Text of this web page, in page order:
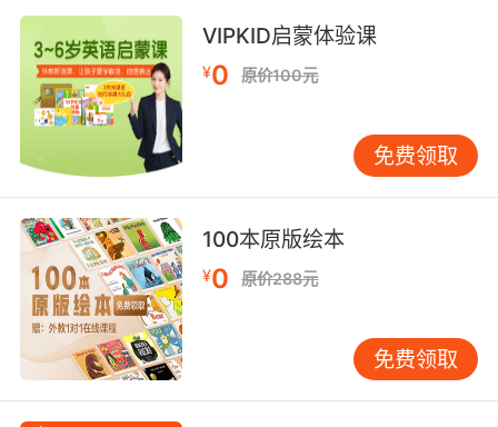
动词就好了。非情态动词就是一些普通的助动
词，像什么do这一些？那情态动词是一种非常常
见的很重要的一种助动词，它具有助动词的一切
特点，比如说should could。might would这样
的一些词，这些词它属于助动词，那为什么把它
叫做情态动词呢？因为它表达一种感情，或者你
平时我们说话的时候会表达强硬的语气，礼貌的
语气，委婉的语气等等。那这一些都是用情态动
词表达的。比如说 you should do that。你应该
做这件事情是不是很强硬，you could do that。
你可以把那个事做得更好，你当时是可以做好
的。you could do that。这里呢有一点点悔恨在
VIPKID启蒙体验课
¥0 原价100元
免费领取
100本原版绘本
¥0 原价288元
免费领取